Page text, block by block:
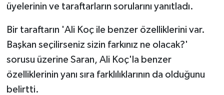
üyelerinin ve taraftarların sorularını yanıtladı.
Bir taraftarın 'Ali Koç ile benzer özelliklerini var.
Başkan seçilirseniz sizin farkınız ne olacak?'
sorusu üzerine Saran, Ali Koç'la benzer
özelliklerinin yanı sıra farklılıklarının da olduğunu
belirtti.